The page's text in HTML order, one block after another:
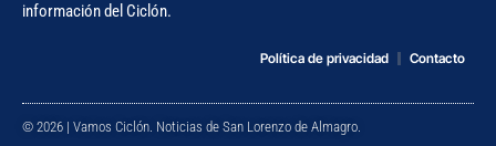
información del Ciclón.
Política de privacidad Contacto
© 2026 | Vamos Ciclón. Noticias de San Lorenzo de Almagro.